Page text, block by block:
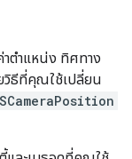
ตำแหน่ง ทิศทาง
วิธีที่คุณใช้เปลี่ยน